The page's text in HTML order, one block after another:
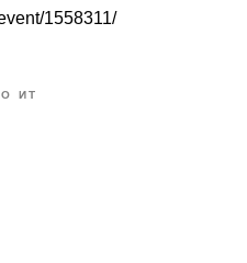
1558311/
ИТ